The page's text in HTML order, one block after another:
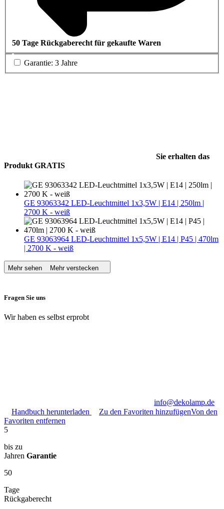
50 Tage Rückgaberecht für gekaufte Waren
Garantie: 3 Jahre
Sie erhalten das
Produkt GRATIS
GE 93063342 LED-Leuchtmittel 1x3,5W | E14 | 250lm |
2700 K - weiß
GE 93063964 LED-Leuchtmittel 1x5,5W | E14 | P45 | 470lm
| 2700 K - weiß
Mehr sehen Mehr verstecken
Fragen Sie uns
Wir haben es selbst erprobt
info@dekolamp.de
Handbuch herunterladen
Zu den Favoriten hinzufügenVon den
Favoriten entfernen
5
bis zu
Jahren Garantie
50
Tage
Rückgaberecht